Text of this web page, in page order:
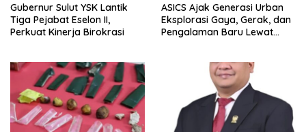
Gubernur Sulut YSK Lantik
Tiga Pejabat Eselon II,
Perkuat Kinerja Birokrasi
ASICS Ajak Generasi Urban
Eksplorasi Gaya, Gerak, dan
Pengalaman Baru Lewat